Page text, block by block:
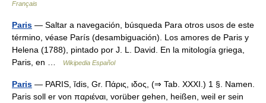
Français
Paris — Saltar a navegación, búsqueda Para otros usos de este
término, véase París (desambiguación). Los amores de Paris y
Helena (1788), pintado por J. L. David. En la mitología griega,
Paris, en …
Wikipedia Español
Paris — PARIS, ĭdis, Gr. Πάρις, ιδος, (⇒ Tab. XXXI.) 1 §. Namen.
Paris soll er von παριέναι, vorüber gehen, heißen, weil er sein